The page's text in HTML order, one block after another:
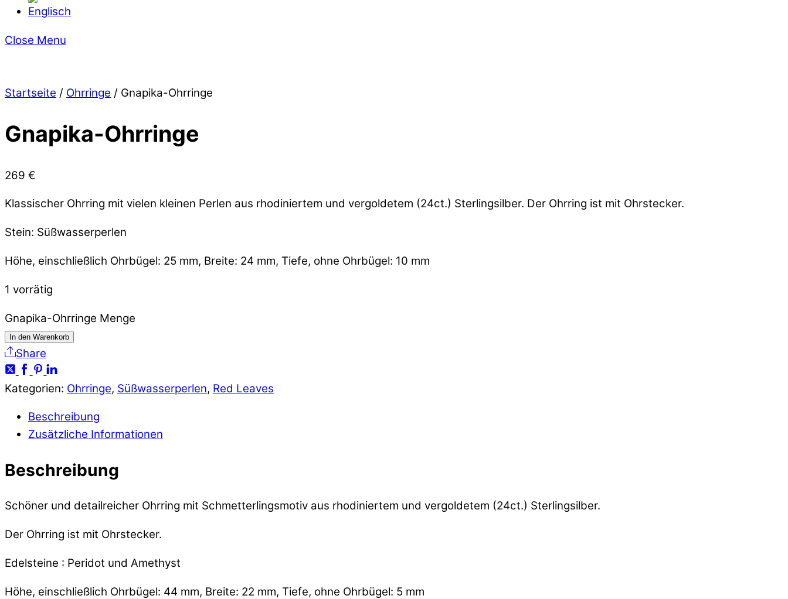
Close Menu
Startseite / Ohrringe / Gnapika-Ohrringe
Gnapika-Ohrringe
269 €
Klassischer Ohrring mit vielen kleinen Perlen aus rhodiniertem und vergoldetem (24ct.) Sterlingsilber. Der Ohrring ist mit Ohrstecker.
Stein: Süßwasserperlen
Höhe, einschließlich Ohrbügel: 25 mm, Breite: 24 mm, Tiefe, ohne Ohrbügel: 10 mm
1 vorrätig
Gnapika-Ohrringe Menge
In den Warenkorb
Share
Kategorien: Ohrringe, Süßwasserperlen, Red Leaves
Beschreibung
Zusätzliche Informationen
Beschreibung
Schöner und detailreicher Ohrring mit Schmetterlingsmotiv aus rhodiniertem und vergoldetem (24ct.) Sterlingsilber.
Der Ohrring ist mit Ohrstecker.
Edelsteine : Peridot und Amethyst
Höhe, einschließlich Ohrbügel: 44 mm, Breite: 22 mm, Tiefe, ohne Ohrbügel: 5 mm